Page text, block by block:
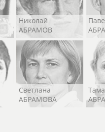
Николай
АБРАМОВ
Светлана
АБРАМОВА